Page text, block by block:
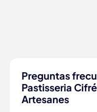
Preguntas
Pastisseria
Artesanes